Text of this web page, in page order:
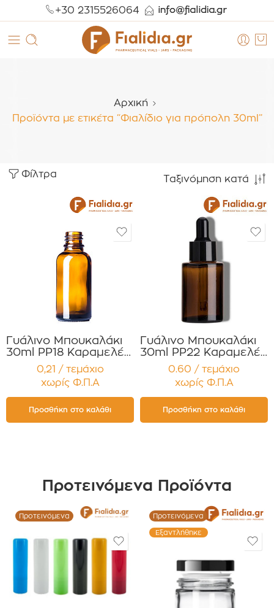
+30 2315526064
Αρχική
Προϊόντα με ετικέτα “Φιαλίδιο για πρόπολη 30ml”
Φίλτρα Ταξινόμηση κατά
Γυάλινο Μπουκαλάκι
30ml PP18 Καραμελέ
για Αιθέρια Έλαια ,
Βάμματα , Αρώματα
Συσκευασία 12
τεμαχίων
0,21 / τεμάχιο
χωρίς Φ.Π.Α
Προσθήκη στο καλάθι
Γυάλινο Μπουκαλάκι
30ml PP22 Καραμελέ
με Μαύρη πιπέττα
Αλουμινίου για Serum
, Αιθέρια
Έλαια,φαρμακευτικά
προϊόντα Συσκευασία
12 τεμαχίων
0.60 / τεμάχιο
χωρίς Φ.Π.Α
Προσθήκη στο καλάθι
Προτεινόμενα Προϊόντα
Προτεινόμενα Προτεινόμενα
Εξαντλήθηκε